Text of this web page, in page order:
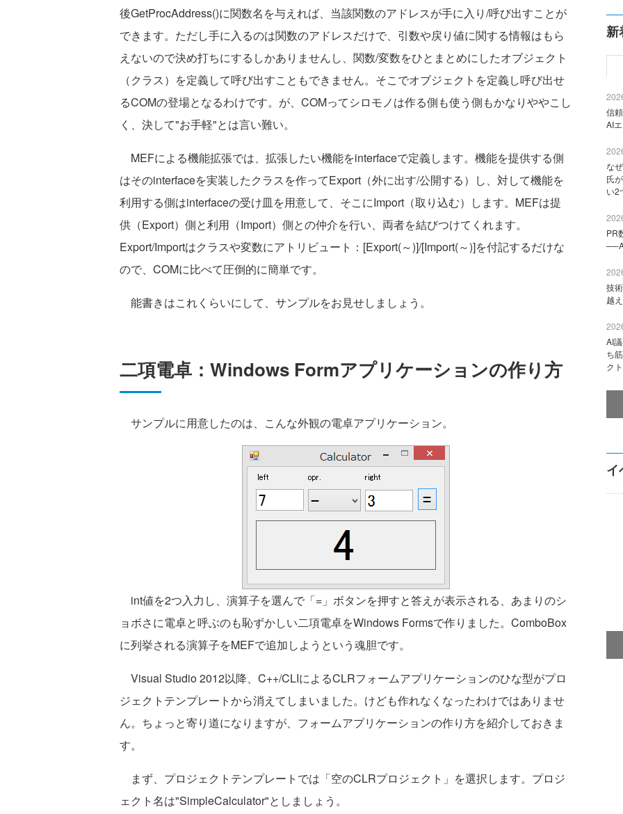
後GetProcAddress()に関数名を与えれば、当該関数のアドレスが手に入り/呼び出すことが
できます。ただし手に入るのは関数のアドレスだけで、引数や戻り値に関する情報はもら
えないので決め打ちにするしかありませんし、関数/変数をひとまとめにしたオブジェクト
（クラス）を定義して呼び出すこともできません。そこでオブジェクトを定義し呼び出せ
るCOMの登場となるわけです。が、COMってシロモノは作る側も使う側もかなりややこし
く、決して"お手軽"とは言い難い。
MEFによる機能拡張では、拡張したい機能をinterfaceで定義します。機能を提供する側
はそのinterfaceを実装したクラスを作ってExport（外に出す/公開する）し、対して機能を
利用する側はinterfaceの受け皿を用意して、そこにImport（取り込む）します。MEFは提
供（Export）側と利用（Import）側との仲介を行い、両者を結びつけてくれます。
Export/Importはクラスや変数にアトリビュート：[Export(～)]/[Import(～)]を付記するだけな
ので、COMに比べて圧倒的に簡単です。
能書きはこれくらいにして、サンプルをお見せしましょう。
二項電卓：Windows Formアプリケーションの作り方
サンプルに用意したのは、こんな外観の電卓アプリケーション。
int値を2つ入力し、演算子を選んで「=」ボタンを押すと答えが表示される、あまりのシ
ョボさに電卓と呼ぶのも恥ずかしい二項電卓をWindows Formsで作りました。ComboBox
に列挙される演算子をMEFで追加しようという魂胆です。
Visual Studio 2012以降、C++/CLIによるCLRフォームアプリケーションのひな型がプロ
ジェクトテンプレートから消えてしまいました。けども作れなくなったわけではありませ
ん。ちょっと寄り道になりますが、フォームアプリケーションの作り方を紹介しておきま
す。
まず、プロジェクトテンプレートでは「空のCLRプロジェクト」を選択します。プロジ
ェクト名は"SimpleCalculator"としましょう。
新
信
AI
な
氏
い2
PR
技
越
AI
ち
ク
イ